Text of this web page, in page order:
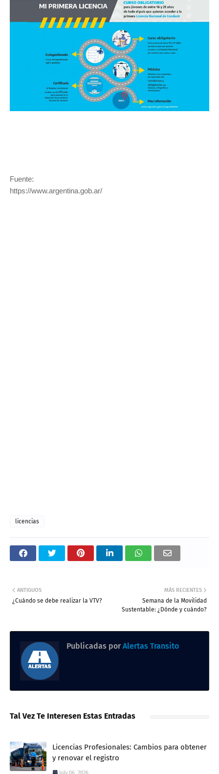
Fuente:
https://www.argentina.gob.ar/
licencias
MÁS RECIENTES
Semana de la Movilidad
Sustentable: ¿Dónde y cuándo?
ANTIGUOS
¿Cuándo se debe realizar la VTV?
Publicadas por Alertas Transito
Tal Vez Te Interesen Estas Entradas
Licencias Profesionales: Cambios para obtener
y renovar el registro